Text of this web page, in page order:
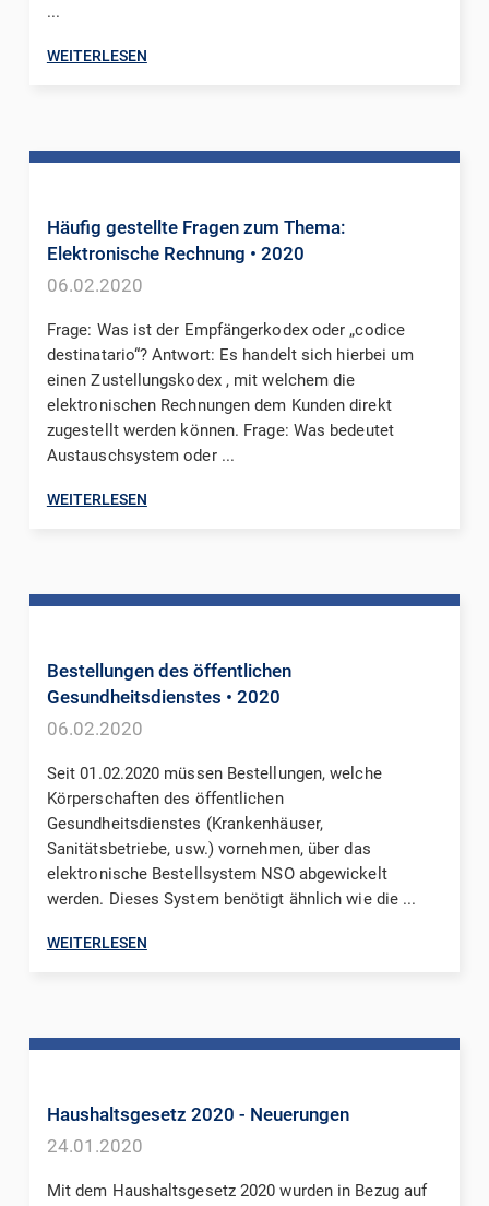
...
WEITERLESEN
Häufig gestellte Fragen zum Thema:
Elektronische Rechnung • 2020
06.02.2020
Frage: Was ist der Empfängerkodex oder „codice
destinatario“? Antwort: Es handelt sich hierbei um
einen Zustellungskodex , mit welchem die
elektronischen Rechnungen dem Kunden direkt
zugestellt werden können. Frage: Was bedeutet
Austauschsystem oder ...
WEITERLESEN
Bestellungen des öffentlichen
Gesundheitsdienstes • 2020
06.02.2020
Seit 01.02.2020 müssen Bestellungen, welche
Körperschaften des öffentlichen
Gesundheitsdienstes (Krankenhäuser,
Sanitätsbetriebe, usw.) vornehmen, über das
elektronische Bestellsystem NSO abgewickelt
werden. Dieses System benötigt ähnlich wie die ...
WEITERLESEN
Haushaltsgesetz 2020 - Neuerungen
24.01.2020
Mit dem Haushaltsgesetz 2020 wurden in Bezug auf